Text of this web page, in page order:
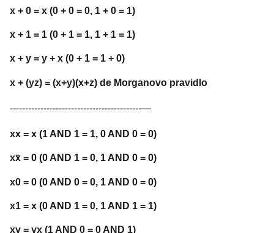
x + 0 = x (0 + 0 = 0, 1 + 0 = 1)
x + 1 = 1 (0 + 1 = 1, 1 + 1 = 1)
x + y = y + x (0 + 1 = 1 + 0)
x + (yz) = (x+y)(x+z) de Morganovo pravidlo
-------------------------------------------—
xx = x (1 AND 1 = 1, 0 AND 0 = 0)
xx̄ = 0 (0 AND 1 = 0, 1 AND 0 = 0)
x0 = 0 (0 AND 0 = 0, 1 AND 0 = 0)
x1 = x (0 AND 1 = 0, 1 AND 1 = 1)
xy = yx (1 AND 0 = 0 AND 1)